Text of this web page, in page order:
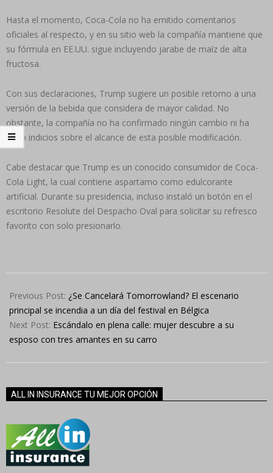
Hasta el momento, Coca-Cola no ha emitido comentarios
oficiales al respecto, y en su sitio web la compañía mantiene que
su fórmula en EE.UU. sigue incluyendo jarabe de maíz de alta
fructosa.
Con sus declaraciones, Trump sugiere un posible retorno a una
versión de la bebida que considera de mayor calidad. No
obstante, la compañía no ha confirmado ningún cambio ni ha
dado indicios sobre el alcance de esta posible modificación.
Cabe destacar que Trump es un conocido consumidor de Coca-
Cola Light, la cual contiene aspartamo como edulcorante
artificial. Durante su presidencia, incluso instaló un botón en el
escritorio Resolute del Despacho Oval para solicitar su refresco
favorito con solo presionarlo.
07-
16
Previous Post: ¿Se Cancelará Tomorrowland? El escenario
principal se incendia a un día del festival en Bélgica
Next Post: Escándalo en plena calle: mujer descubre a su
esposo con tres amantes en su carro
ALL IN INSURANCE TU MEJOR OPCIÓN